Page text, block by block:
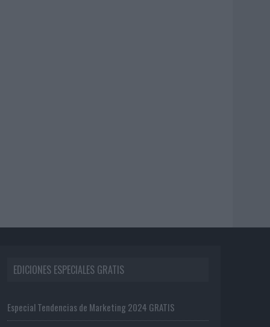
EDICIONES ESPECIALES GRATIS
Especial Tendencias de Marketing 2024 GRATIS